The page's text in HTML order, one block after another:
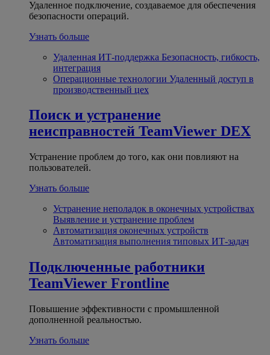
Удаленное подключение, создаваемое для обеспечения
безопасности операций.
Узнать больше
Удаленная ИТ-поддержка Безопасность, гибкость,
интеграция
Операционные технологии Удаленный доступ в
производственный цех
Поиск и устранение
неисправностей TeamViewer DEX
Устранение проблем до того, как они повлияют на
пользователей.
Узнать больше
Устранение неполадок в оконечных устройствах
Выявление и устранение проблем
Автоматизация оконечных устройств
Автоматизация выполнения типовых ИТ-задач
Подключенные работники
TeamViewer Frontline
Повышение эффективности с промышленной
дополненной реальностью.
Узнать больше